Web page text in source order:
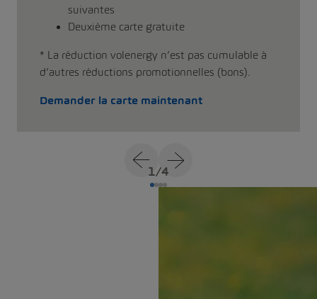
suivantes
Deuxième carte gratuite
* La réduction volenergy n’est pas cumulable à
d’autres réductions promotionnelles (bons).
Demander la carte maintenant
1/4